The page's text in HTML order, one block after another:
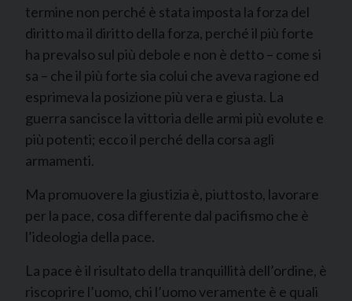
termine non perché è stata imposta la forza del
diritto ma il diritto della forza, perché il più forte
ha prevalso sul più debole e non è detto – come si
sa – che il più forte sia colui che aveva ragione ed
esprimeva la posizione più vera e giusta. La
guerra sancisce la vittoria delle armi più evolute e
più potenti; ecco il perché della corsa agli
armamenti.
Ma promuovere la giustizia è, piuttosto, lavorare
per la pace, cosa differente dal pacifismo che è
l’ideologia della pace.
La pace è il risultato della tranquillità dell’ordine, è
riscoprire l’uomo, chi l’uomo veramente è e quali